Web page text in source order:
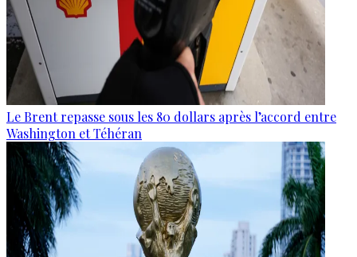
Le Brent repasse sous les 80 dollars après l’accord entre
Washington et Téhéran